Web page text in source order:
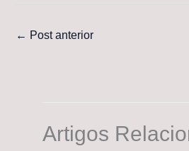
← Post anterior
Artigos